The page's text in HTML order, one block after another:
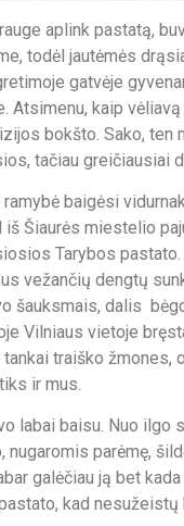
aplink pastatą,
todėl jautėmės
gatvėje
Atsimenu, kaip
bokšto. Sako, ten
tačiau greičiausiai
baigėsi
iš Šiaurės miestelio
Tarybos
vežančių dengtų
šauksmais, dalis
Vilniaus vietoje
traiško žmones,
ir mus.
labai baisu. Nuo
nugaromis parėmę,
galėčiau ją bet
kad